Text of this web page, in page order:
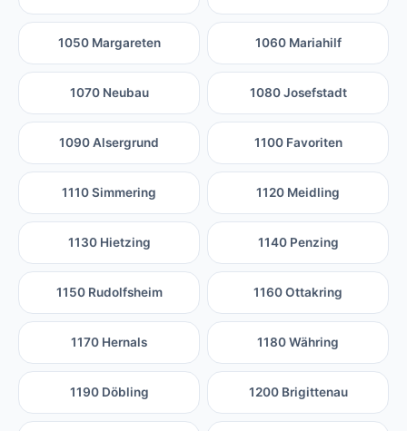
1050 Margareten 1060 Mariahilf
1070 Neubau 1080 Josefstadt
1090 Alsergrund 1100 Favoriten
1110 Simmering 1120 Meidling
1130 Hietzing 1140 Penzing
1150 Rudolfsheim 1160 Ottakring
1170 Hernals 1180 Währing
1190 Döbling 1200 Brigittenau